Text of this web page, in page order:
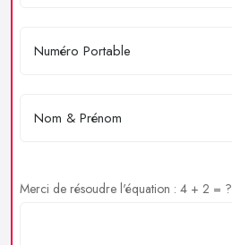
Merci de résoudre l'équation : 4 + 2 = ?